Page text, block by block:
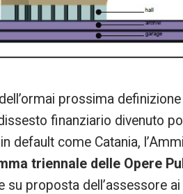
prossima
finanziario divenuto
default come Catania,
triennale delle Opere
su proposta dell’assessore